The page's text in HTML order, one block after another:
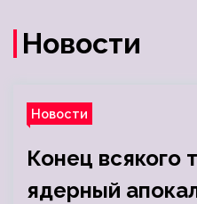
Новости
Новости
Конец всякого
ядерный